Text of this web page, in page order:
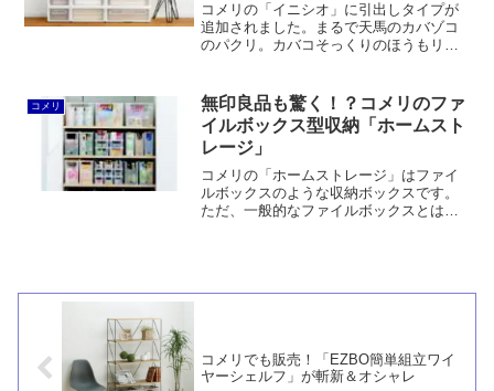
コメリの「イニシオ」に引出しタイプが
追加されました。まるで天馬のカバゾコ
のパクリ。カバコそっくりのほうもリニ
同時に値上げもされています。製造はコ
メリと同じく新潟に本社を置くサンカ。
コメリ
無印良品も驚く！？コメリのファ
イルボックス型収納「ホームスト
レージ」
コメリの「ホームストレージ」はファイ
ルボックスのような収納ボックスです。
ただ、一般的なファイルボックスとはサ
コメリでも販売！「EZBO簡単組立ワイ
ヤーシェルフ」が斬新＆オシャレ